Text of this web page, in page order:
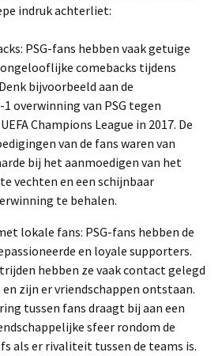
indruk achterliet:
PSG-fans hebben vaak getuige
comebacks tijdens
bijvoorbeeld aan de
overwinning van PSG tegen
Champions League in 2017. De
van de fans waren van
bij het aanmoedigen van het
vechten en een schijnbaar
te behalen.
lokale fans: PSG-fans hebben de
en loyale supporters.
hebben ze vaak contact gelegd
zijn er vriendschappen ontstaan.
tussen fans draagt bij aan een
sfeer rondom de
als er rivaliteit tussen de teams is.